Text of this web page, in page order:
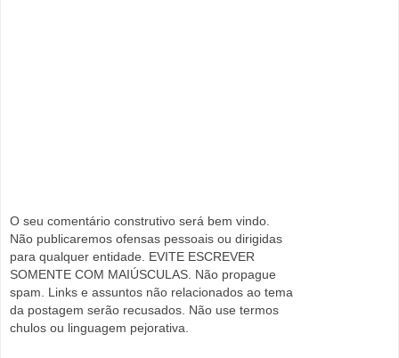
O seu comentário construtivo será bem vindo.
Não publicaremos ofensas pessoais ou dirigidas
para qualquer entidade. EVITE ESCREVER
SOMENTE COM MAIÚSCULAS. Não propague
spam. Links e assuntos não relacionados ao tema
da postagem serão recusados. Não use termos
chulos ou linguagem pejorativa.